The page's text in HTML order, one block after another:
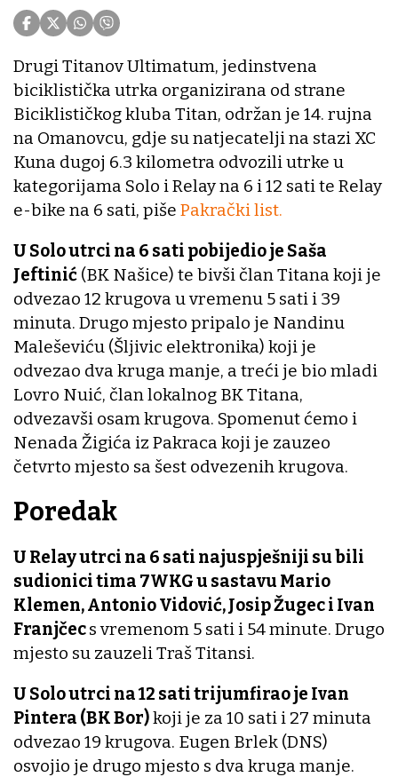
Drugi Titanov Ultimatum, jedinstvena
biciklistička utrka organizirana od strane
Biciklističkog kluba Titan, održan je 14. rujna
na Omanovcu, gdje su natjecatelji na stazi XC
Kuna dugoj 6.3 kilometra odvozili utrke u
kategorijama Solo i Relay na 6 i 12 sati te Relay
e-bike na 6 sati, piše Pakrački list.
U Solo utrci na 6 sati pobijedio je Saša
Jeftinić (BK Našice) te bivši član Titana koji je
odvezao 12 krugova u vremenu 5 sati i 39
minuta. Drugo mjesto pripalo je Nandinu
Maleševiću (Šljivic elektronika) koji je
odvezao dva kruga manje, a treći je bio mladi
Lovro Nuić, član lokalnog BK Titana,
odvezavši osam krugova. Spomenut ćemo i
Nenada Žigića iz Pakraca koji je zauzeo
četvrto mjesto sa šest odvezenih krugova.
Poredak
U Relay utrci na 6 sati najuspješniji su bili
sudionici tima 7WKG u sastavu Mario
Klemen, Antonio Vidović, Josip Žugec i Ivan
Franjčecs vremenom 5 sati i 54 minute. Drugo
mjesto su zauzeli Traš Titansi.
U Solo utrci na 12 sati trijumfirao je Ivan
Pintera (BK Bor)koji je za 10 sati i 27 minuta
odvezao 19 krugova. Eugen Brlek (DNS)
osvojio je drugo mjesto s dva kruga manje.